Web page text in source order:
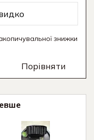
знижки
Порівняти